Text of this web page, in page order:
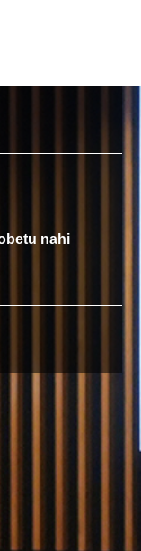
nahi